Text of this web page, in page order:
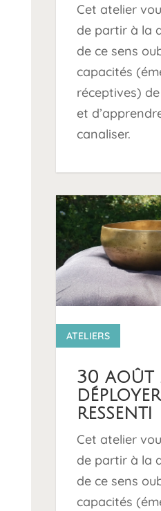
Cet atelier
de partir à la
de ce sens
capacités
réceptives)
et
canaliser.
30 août
ressenti
ATELIERS
Cet atelier
de partir à la
de ce sens
capacités
14 0